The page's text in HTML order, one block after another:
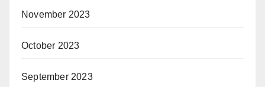
November 2023
October 2023
September 2023